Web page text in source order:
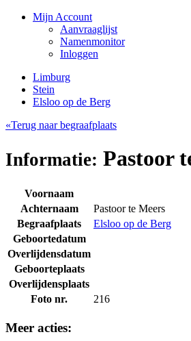
Mijn Account
Aanvraaglijst
Namenmonitor
Inloggen
Limburg
Stein
Elsloo op de Berg
«Terug naar begraafplaats
Informatie: Pastoor
Voornaam
Achternaam
Pastoor te Meers
Begraafplaats
Elsloo op de Berg
Geboortedatum
Overlijdensdatum
Geboorteplaats
Overlijdensplaats
Foto nr.
216
Meer acties: